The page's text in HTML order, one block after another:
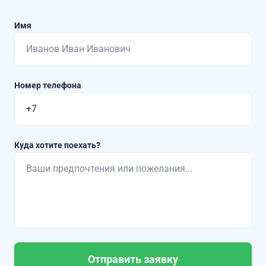
Имя
Номер телефона
Куда хотите поехать?
Отправить заявку